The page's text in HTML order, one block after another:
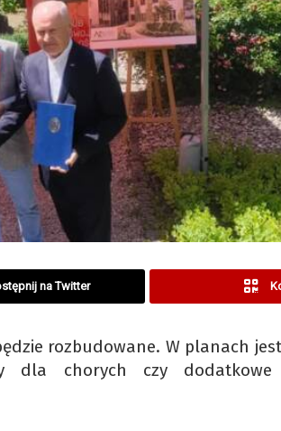
na Twitter
rozbudowane. W planach
dla chorych czy dodatkowe